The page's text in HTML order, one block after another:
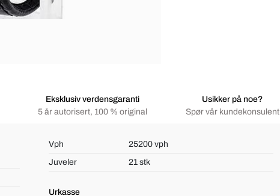
Eksklusiv verdensgaranti
5 år autorisert, 100 % original
Usikker på noe?
Spør vår kundekonsulent
Vph
25200 vph
Juveler
21 stk
Urkasse